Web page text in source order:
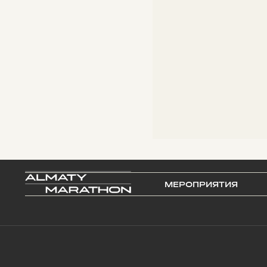
МЕРОПРИЯТИЯ